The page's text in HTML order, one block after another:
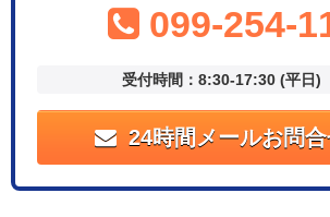
099-254-
受付時間：8:30-17:30 (平日)
24時間メールお問